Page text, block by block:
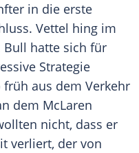
in die erste
Vettel hing im
Bull hatte sich für
Strategie
aus dem Verkehr
dem McLaren
nicht, dass er
verliert, der von